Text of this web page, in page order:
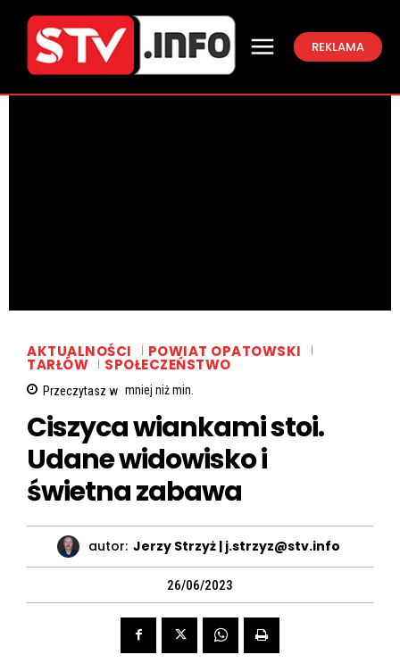
REKLAMA
AKTUALNOŚCI POWIAT OPATOWSKI
TARŁÓW SPOŁECZEŃSTWO
Przeczytasz w mniej niżmin.
Ciszyca wiankami stoi.
Udane widowisko i
świetna zabawa
autor: Jerzy Strzyż | j.strzyz@stv.info
26/06/2023